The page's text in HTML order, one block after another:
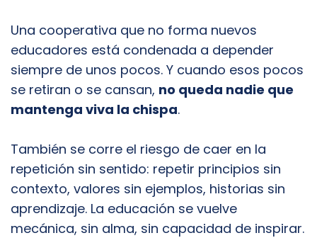
Una cooperativa que no forma nuevos
educadores está condenada a depender
siempre de unos pocos. Y cuando esos pocos
se retiran o se cansan, no queda nadie que
mantenga viva la chispa.
También se corre el riesgo de caer en la
repetición sin sentido: repetir principios sin
contexto, valores sin ejemplos, historias sin
aprendizaje. La educación se vuelve
mecánica, sin alma, sin capacidad de inspirar.